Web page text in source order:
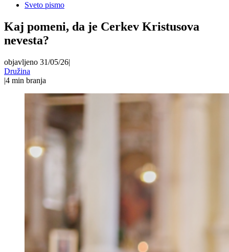
Sveto pismo
Kaj pomeni, da je Cerkev Kristusova
nevesta?
objavljeno 31/05/26|
Družina
|4 min branja